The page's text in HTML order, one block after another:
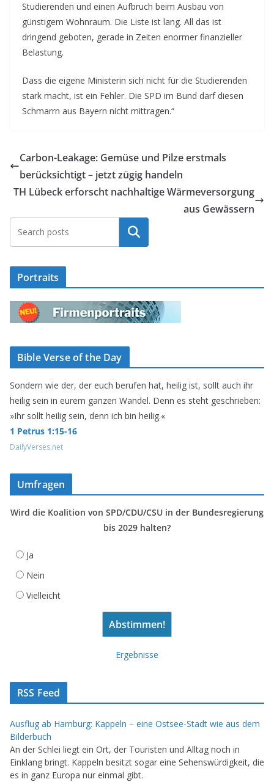
Studierenden und einen Aufbruch beim Ausbau von
günstigem Wohnraum. Die Liste ist lang. All das ist
dringend geboten, gerade in Zeiten enormer finanzieller
Belastung.
Dass die eigene Ministerin sich nicht für die Studierenden
stark macht, ist ein Fehler. Die SPD im Bund darf diesen
Schmarrn aus Bayern nicht mittragen.“
Carbon-Leakage: Gemüse und Pilze erstmals
berücksichtigt – jetzt zügig handeln
TH Lübeck erforscht nachhaltige Wärmeversorgung
aus Gewässern
Suchen
Portraits
Bible Verse of the Day
Sondern wie der, der euch berufen hat, heilig ist, sollt auch ihr
heilig sein in eurem ganzen Wandel. Denn es steht geschrieben:
»Ihr sollt heilig sein, denn ich bin heilig.«
1 Petrus 1:15-16
DailyVerses.net
Umfragen
Wird die Koalition von SPD/CDU/CSU in der Bundesregierung
bis 2029 halten?
Ja
Nein
Vielleicht
Ergebnisse
RSS Feed
Ausflug ab Hamburg: Kappeln – eine Ostsee-Stadt wie aus dem
Bilderbuch
An der Schlei liegt ein Ort, der Touristen und Alltag noch in
Einklang bringt. Kappeln besitzt sogar eine Sehenswürdigkeit, die
es in ganz Europa nur einmal gibt.